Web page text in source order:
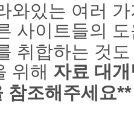
와있는 여러
사이트들의
취합하는 것
위해 자료 대
참조해주세요**